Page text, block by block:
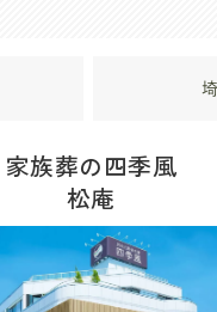
家族葬の四季風
松庵